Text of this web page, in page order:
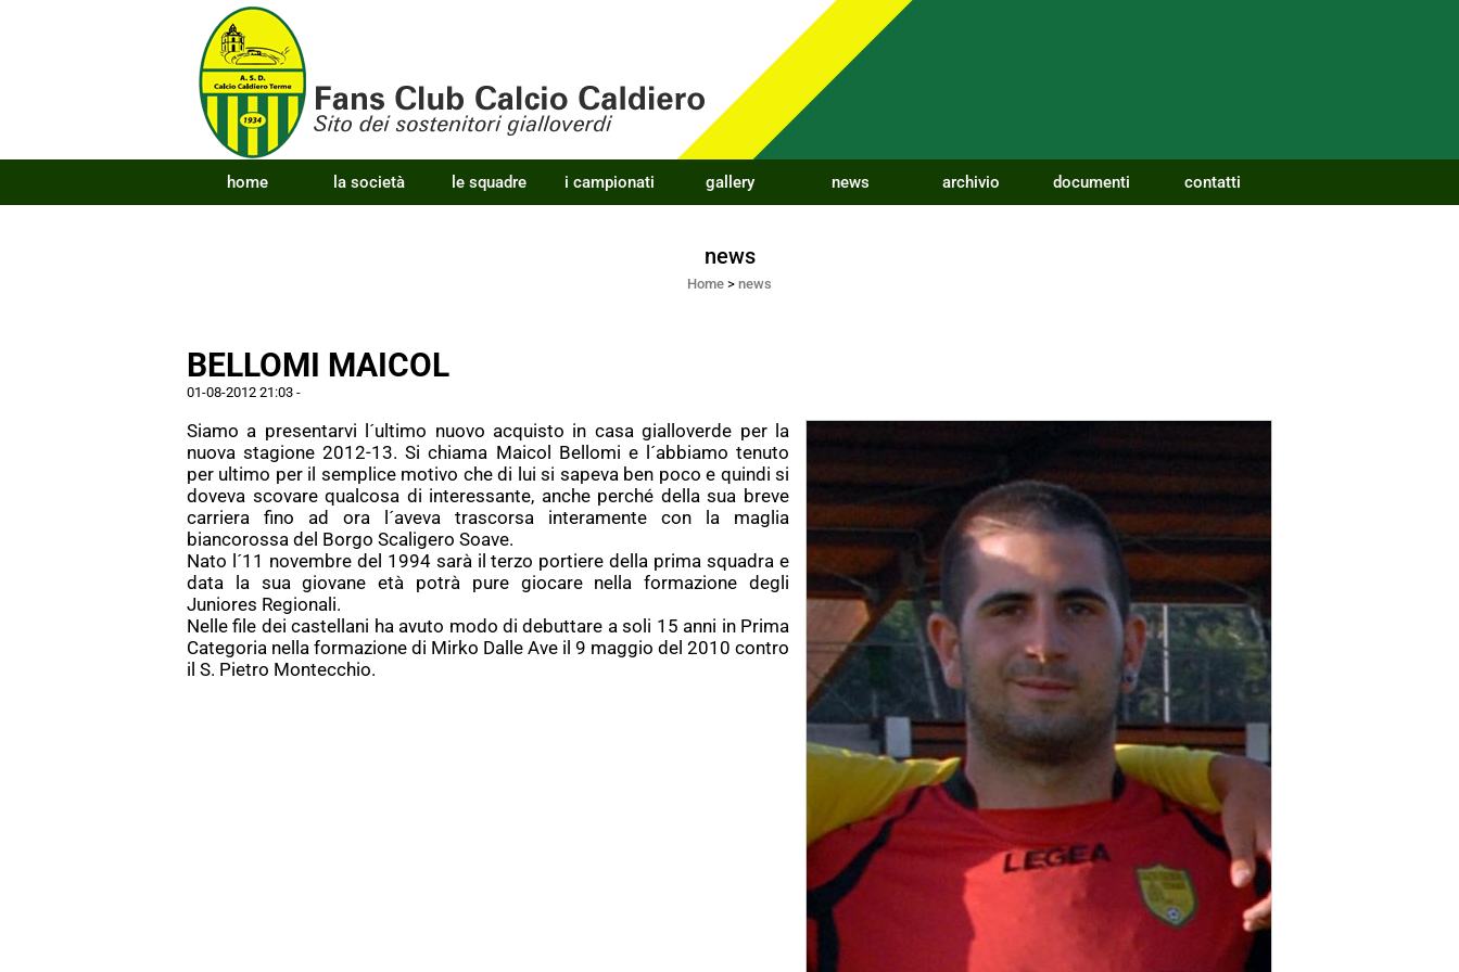
home la società le squadre i campionati gallery news archivio documenti contatti
news
Home > news
BELLOMI MAICOL
01-08-2012 21:03 -
Siamo a presentarvi l´ultimo nuovo acquisto in casa gialloverde per la
nuova stagione 2012-13. Si chiama Maicol Bellomi e l´abbiamo tenuto
per ultimo per il semplice motivo che di lui si sapeva ben poco e quindi si
doveva scovare qualcosa di interessante, anche perché della sua breve
carriera fino ad ora l´aveva trascorsa interamente con la maglia
biancorossa del Borgo Scaligero Soave.
Nato l´11 novembre del 1994 sarà il terzo portiere della prima squadra e
data la sua giovane età potrà pure giocare nella formazione degli
Juniores Regionali.
Nelle file dei castellani ha avuto modo di debuttare a soli 15 anni in Prima
Categoria nella formazione di Mirko Dalle Ave il 9 maggio del 2010 contro
il S. Pietro Montecchio.